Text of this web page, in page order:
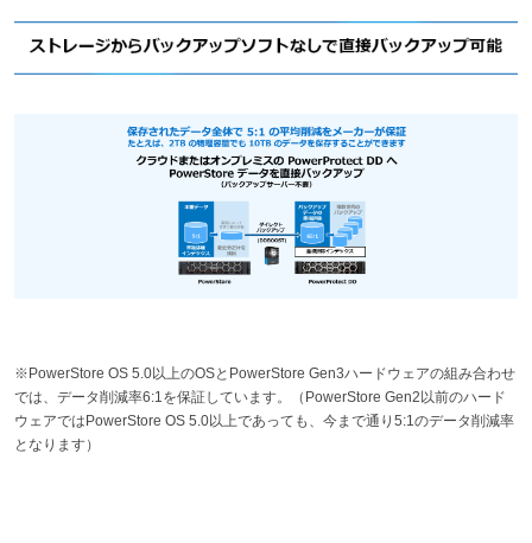
※PowerStore OS 5.0以上のOSとPowerStore Gen3ハードウェアの組み合わせ
では、データ削減率6:1を保証しています。（PowerStore Gen2以前のハード
ウェアではPowerStore OS 5.0以上であっても、今まで通り5:1のデータ削減率
となります）